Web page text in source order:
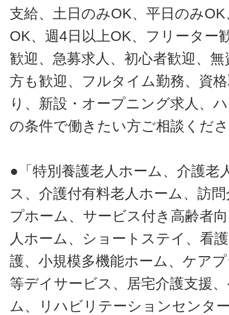
支給、土日のみOK、平日のみ
OK、週4日以上OK、フリーター
歓迎、急募求人、初心者歓迎、
方も歓迎、フルタイム勤務、資
り、新設・オープニング求人、
の条件で働きたい方ご相談くだ
●「特別養護老人ホーム、介護老
ス、介護付有料老人ホーム、訪
プホーム、サービス付き高齢者
人ホーム、ショートステイ、看
護、小規模多機能ホーム、ケア
等デイサービス、居宅介護支援
ム、リハビリテーションセンタ